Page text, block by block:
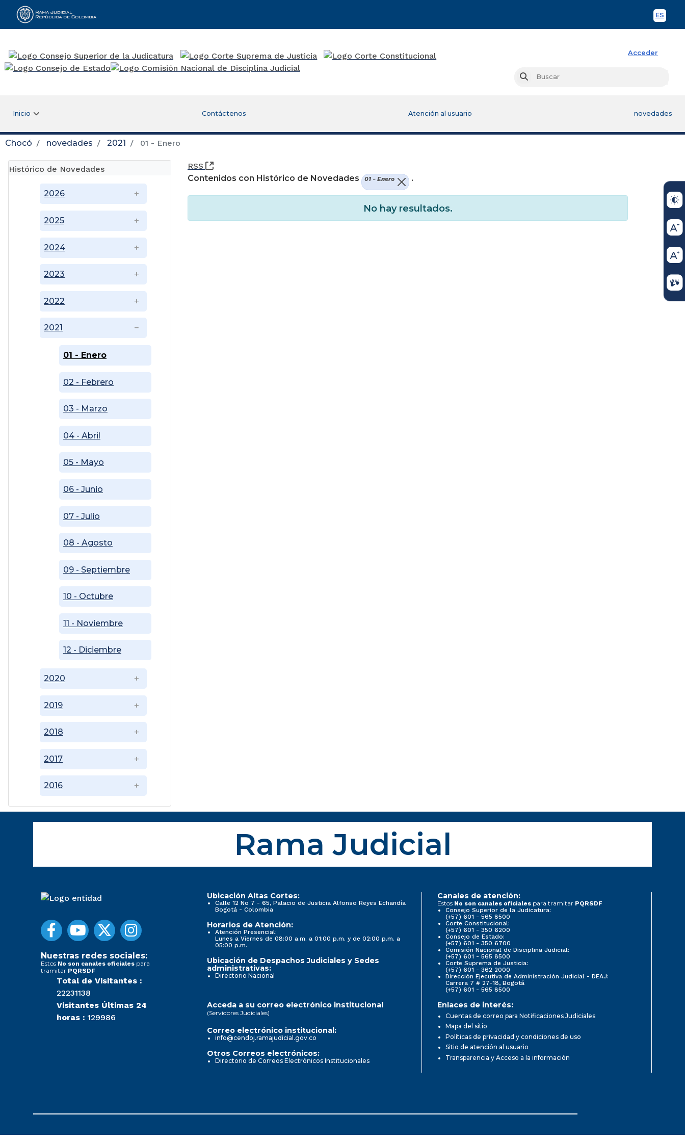
ES
Rama Judicial
Acceder
Buscar
Inicio Contáctenos Atención al usuario novedades
Chocó novedades 2021 01 - Enero
Histórico de Novedades
2016
2017
2018
2019
2020
2021
01 - Enero
02 - Febrero
03 - Marzo
04 - Abril
05 - Mayo
06 - Junio
07 - Julio
08 - Agosto
09 - Septiembre
10 - Octubre
11 - Noviembre
12 - Diciembre
2022
2023
2024
2025
2026
RSS
(Abre una nueva ventana)
Contenidos con Histórico de Novedades
01 - Enero .
No hay resultados.
Rama Judicial
Nuestras redes sociales:
Estos No son canales oficiales para
tramitar PQRSDF
Total de Visitantes :
22231138
Visitantes Últimas 24
horas : 129986
Ubicación Altas Cortes:
Calle 12 No 7 - 65, Palacio de Justicia Alfonso Reyes Echandía
Bogotá - Colombia
Horarios de Atención:
Atención Presencial:
Lunes a Viernes de 08:00 a.m. a 01:00 p.m. y de 02:00 p.m. a
05:00 p.m.
Ubicación de Despachos Judiciales y Sedes
administrativas:
Directorio Nacional
Canales de atención:
Estos No son canales oficiales para tramitar PQRSDF
Consejo Superior de la Judicatura:
(+57) 601 - 565 8500
Corte Constitucional:
(+57) 601 - 350 6200
Consejo de Estado:
(+57) 601 - 350 6700
Comisión Nacional de Disciplina Judicial:
(+57) 601 - 565 8500
Corte Suprema de Justicia:
(+57) 601 - 362 2000
Dirección Ejecutiva de Administración Judicial - DEAJ:
Carrera 7 # 27-18, Bogotá
(+57) 601 - 565 8500
Acceda a su correo electrónico institucional
(Servidores Judiciales)
Correo electrónico institucional:
info@cendoj.ramajudicial.gov.co
Otros Correos electrónicos:
Directorio de Correos Electrónicos Institucionales
Enlaces de interés:
Cuentas de correo para Notificaciones Judiciales
Mapa del sitio
Políticas de privacidad y condiciones de uso
Sitio de atención al usuario
Transparencia y Acceso a la información